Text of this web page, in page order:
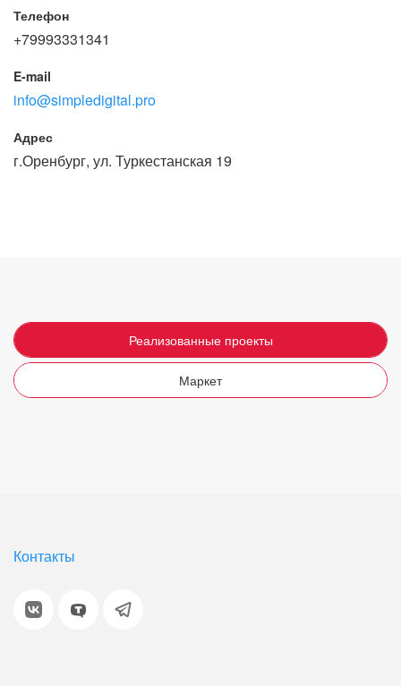
Телефон
+79993331341
E-mail
info@simpledigital.pro
Адрес
г.Оренбург, ул. Туркестанская 19
Реализованные проекты
Маркет
Контакты